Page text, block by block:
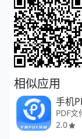
相似应用
手机
PDF
2.0